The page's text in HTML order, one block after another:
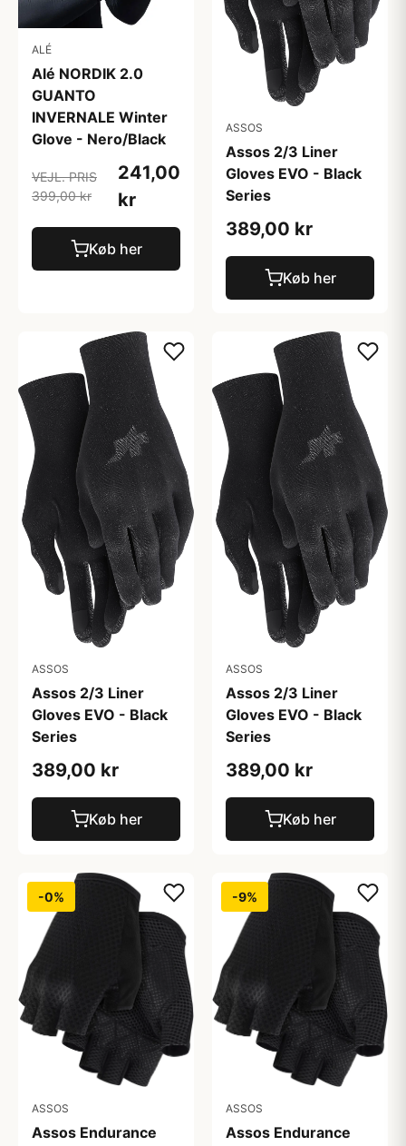
ALÉ
Alé NORDIK 2.0
GUANTO
INVERNALE Winter
Glove - Nero/Black
VEJL. PRIS
399,00 kr
241,00
kr
Køb her
ASSOS
Assos 2/3 Liner
Gloves EVO - Black
Series
389,00 kr
Køb her
ASSOS
Assos 2/3 Liner
Gloves EVO - Black
Series
389,00 kr
Køb her
ASSOS
Assos 2/3 Liner
Gloves EVO - Black
Series
389,00 kr
Køb her
-0%
ASSOS
Assos Endurance
-9%
ASSOS
Assos Endurance